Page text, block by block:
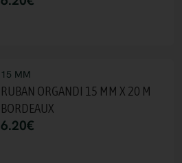
15 MM
RUBAN ORGANDI 15 MM X 20 M
BORDEAUX
6.20€